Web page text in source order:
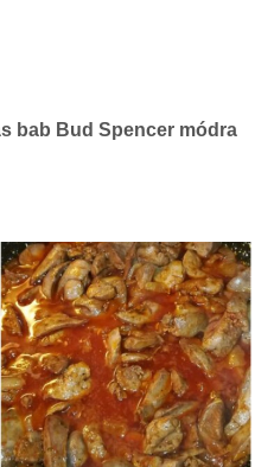
bab Bud Spencer módra